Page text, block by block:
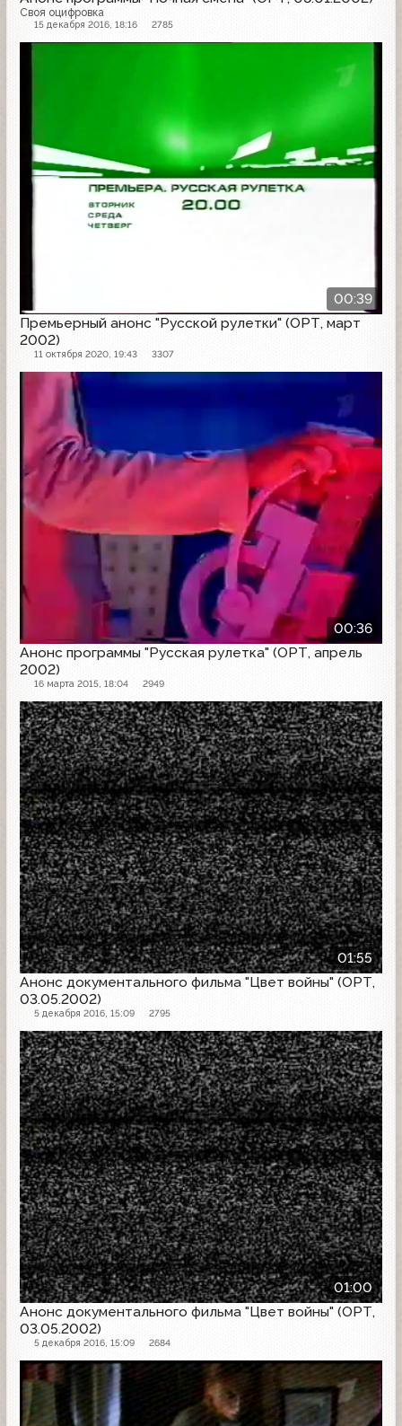
Своя оцифровка
15 декабря 2016, 18:16 2785
00:39
Премьерный анонс "Русской рулетки" (ОРТ, март
2002)
11 октября 2020, 19:43 3307
00:36
Анонс программы "Русская рулетка" (ОРТ, апрель
2002)
16 марта 2015, 18:04 2949
01:55
Анонс документального фильма "Цвет войны" (ОРТ,
03.05.2002)
5 декабря 2016, 15:09 2795
Анонс
01:00
Анонс документального фильма "Цвет войны" (ОРТ,
03.05.2002)
5 декабря 2016, 15:09 2684
Анонс
Анонс